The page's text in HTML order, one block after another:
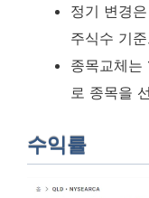
정기 변경
주식수 기
종목교체는
로 종목을
수익률